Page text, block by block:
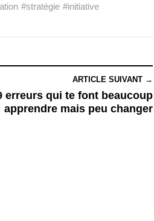
#stratégie #initiative
ARTICLE SUIVANT →
erreurs qui te font beaucoup
apprendre mais peu changer